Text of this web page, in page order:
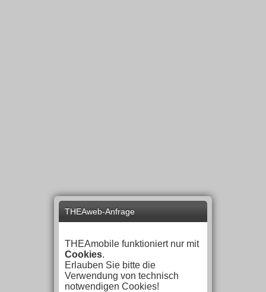
THEAweb-Anfrage
THEAmobile funktioniert nur mit
Cookies.
Erlauben Sie bitte die
Verwendung von technisch
notwendigen Cookies!